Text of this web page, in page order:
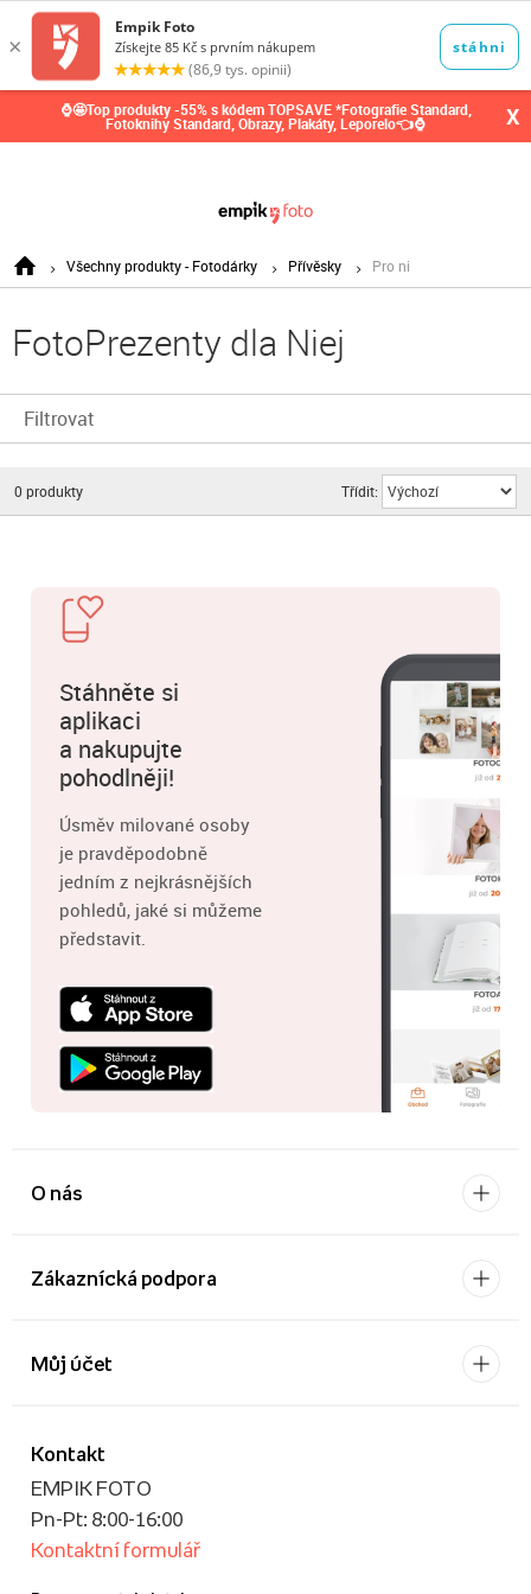
⌚🤩Top produkty -55% s kódem TOPSAVE *Fotografie Standard,
Fotoknihy Standard, Obrazy, Plakáty, Leporelo👈⌚ X
Všechny produkty - Fotodárky Přívěsky Pro ni
FotoPrezenty dla Niej
Filtrovat
0 produkty Třídit:
Stáhněte si
aplikaci
a nakupujte
pohodlněji!
Úsměv milované osoby
je pravděpodobně
jedním z nejkrásnějších
pohledů, jaké si můžeme
představit.
O nás
Zákaznícká podpora
Kontakt
EMPIK FOTO
Pn-Pt: 8:00-16:00
Kontaktní formulář
Můj účet